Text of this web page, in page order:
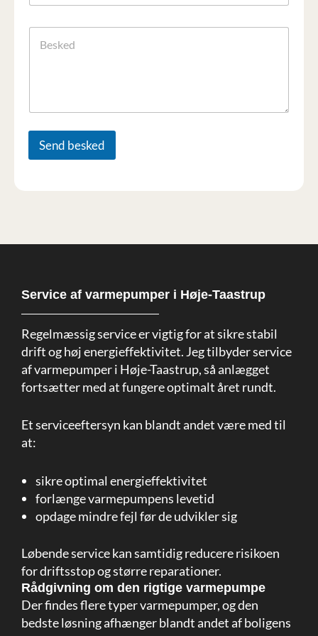
i
Send besked
Service af varmepumper i Høje-Taastrup
Regelmæssig service er vigtig for at sikre stabil
drift og høj energieffektivitet. Jeg tilbyder service
af varmepumper i Høje-Taastrup, så anlægget
fortsætter med at fungere optimalt året rundt.
Et serviceeftersyn kan blandt andet være med til
at:
sikre optimal energieffektivitet
forlænge varmepumpens levetid
opdage mindre fejl før de udvikler sig
Løbende service kan samtidig reducere risikoen
for driftsstop og større reparationer.
Rådgivning om den rigtige varmepumpe
Der findes flere typer varmepumper, og den
bedste løsning afhænger blandt andet af boligens